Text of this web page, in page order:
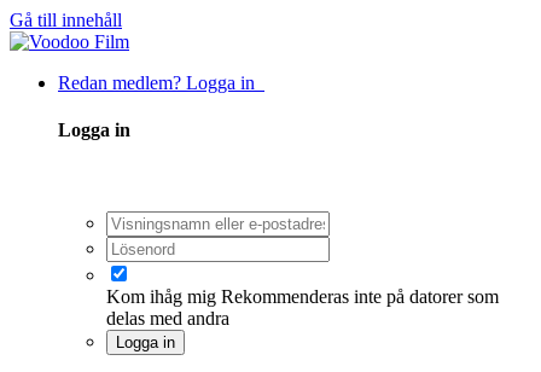
Gå till innehåll
Redan medlem? Logga in
Logga in
Kom ihåg mig Rekommenderas inte på datorer som
delas med andra
Logga in